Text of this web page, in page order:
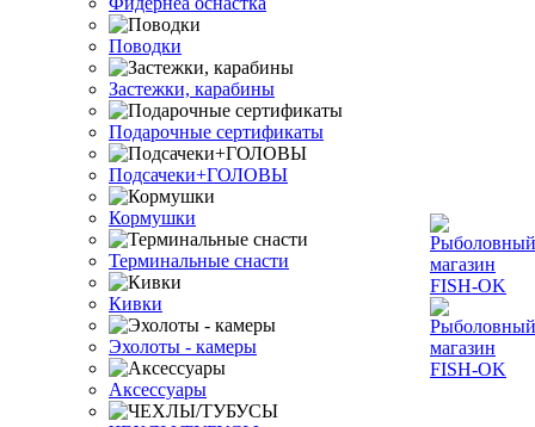
Поводки
Застежки, карабины
Подарочные сертификаты
Подсачеки+ГОЛОВЫ
Кормушки
Терминальные снасти
Кивки
Эхолоты - камеры
Аксессуары